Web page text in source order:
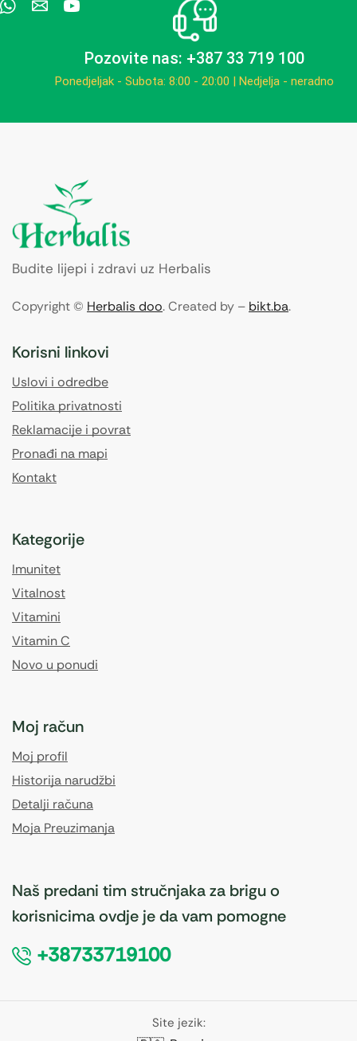
Pozovite nas: +387 33 719 100
Ponedjeljak - Subota: 8:00 - 20:00 | Nedjelja - neradno
Budite lijepi i zdravi uz Herbalis
Copyright © Herbalis doo. Created by – bikt.ba.
Korisni linkovi
Uslovi i odredbe
Politika privatnosti
Reklamacije i povrat
Pronađi na mapi
Kontakt
Kategorije
Imunitet
Vitalnost
Vitamini
Vitamin C
Novo u ponudi
Moj račun
Moj profil
Historija narudžbi
Detalji računa
Moja Preuzimanja
Naš predani tim stručnjaka za brigu o
korisnicima ovdje je da vam pomogne
+38733719100
Site jezik: